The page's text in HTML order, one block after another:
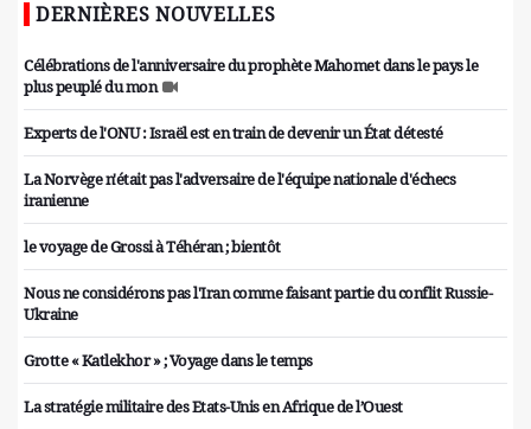
DERNIÈRES NOUVELLES
Célébrations de l'anniversaire du prophète Mahomet dans le pays le
plus peuplé du mon
Experts de l'ONU : Israël est en train de devenir un État détesté
La Norvège n'était pas l'adversaire de l'équipe nationale d'échecs
iranienne
le voyage de Grossi à Téhéran ; bientôt
Nous ne considérons pas l'Iran comme faisant partie du conflit Russie-
Ukraine
Grotte « Katlekhor » ; Voyage dans le temps
La stratégie militaire des Etats-Unis en Afrique de l’Ouest